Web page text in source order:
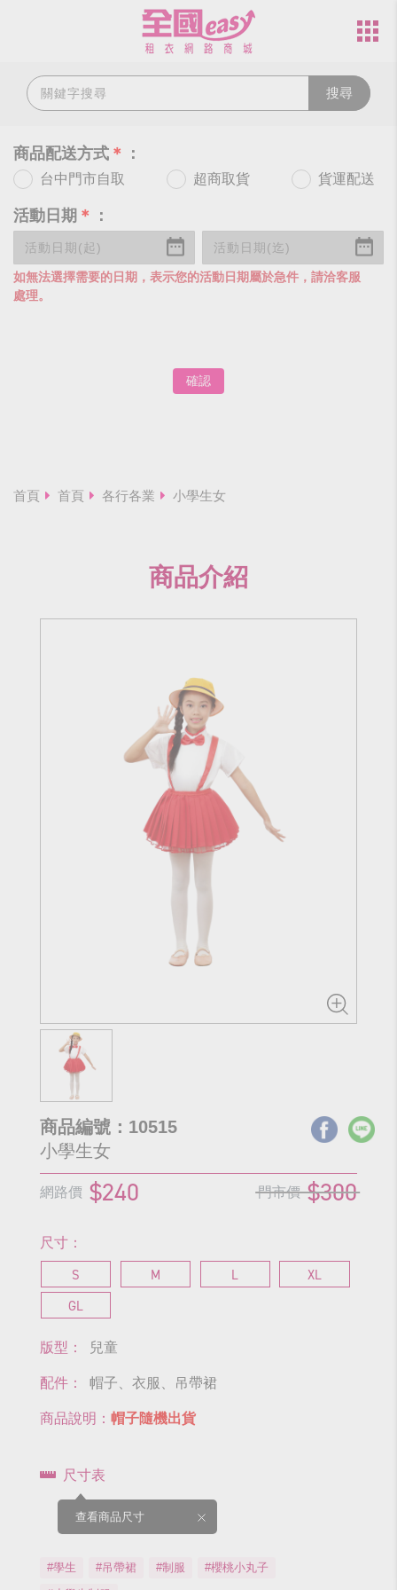
搜尋
商品配送方式 ＊ ：
台中門市自取 超商取貨 貨運配送
活動日期 ＊ ：
如無法選擇需要的日期，表示您的活動日期屬於急件，請洽客服
處理。
確認
首頁 首頁 各行各業 小學生女
商品介紹
商品編號：10515
小學生女
網路價 $240 門市價 $300
尺寸：
S M L
XL
GL
版型： 兒童
配件： 帽子、衣服、吊帶裙
商品說明： 帽子隨機出貨
尺寸表
查看商品尺寸
#學生 #吊帶裙 #制服
#櫻桃小丸子